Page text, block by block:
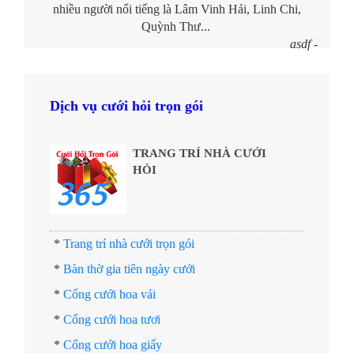
nhiều người nổi tiếng là Lâm Vinh Hải, Linh Chi,
Quỳnh Thư...
asdf -
Dịch vụ cưới hỏi trọn gói
TRANG TRÍ NHÀ CƯỚI
HỎI
* Trang trí nhà cưới trọn gói
* Bàn thờ gia tiên ngày cưới
* Cổng cưới hoa vải
* Cổng cưới hoa tươi
* Cổng cưới hoa giấy